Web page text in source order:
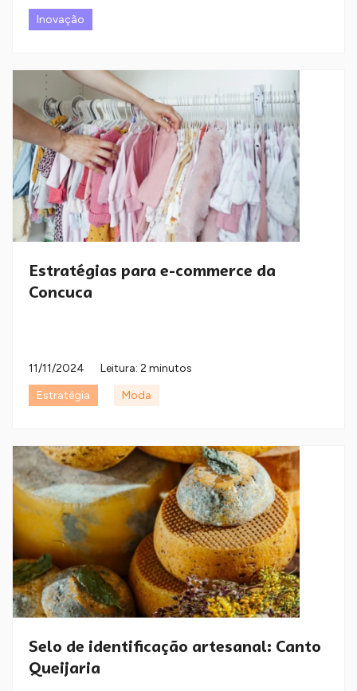
Inovação
Estratégias para e-commerce da
Concuca
11/11/2024
Leitura: 2 minutos
Estratégia
Moda
Selo de identificação artesanal: Canto
Queijaria